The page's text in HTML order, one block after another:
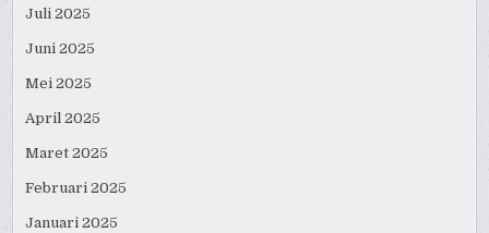
Juli 2025
Juni 2025
Mei 2025
April 2025
Maret 2025
Februari 2025
Januari 2025